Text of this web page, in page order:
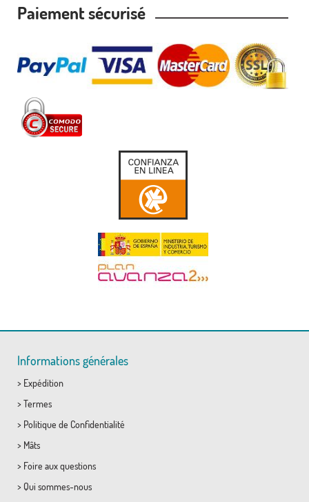
Paiement sécurisé
Informations générales
> Expédition
> Termes
> Politique de Confidentialité
> Mâts
> Foire aux questions
> Qui sommes-nous